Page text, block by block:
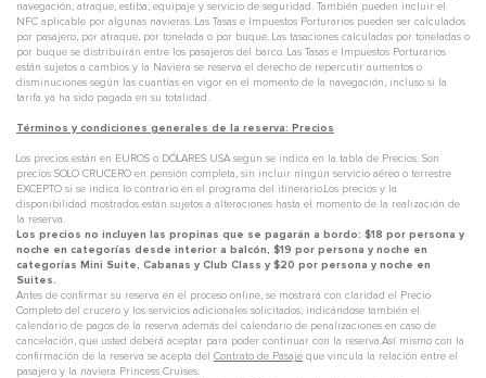
navegación, atraque, estiba, equipaje y servicio de seguridad. También pueden incluir el
NFC aplicable por algunas navieras. Las Tasas e Impuestos Porturarios pueden ser calculados
por pasajero, por atraque, por tonelada o por buque. Las tasaciones calculadas por toneladas o
por buque se distribuirán entre los pasajeros del barco. Las Tasas e Impuestos Porturarios
están sujetos a cambios y la Naviera se reserva el derecho de repercutir aumentos o
disminuciones según las cuantías en vigor en el momento de la navegación, incluso si la
tarifa ya ha sido pagada en su totalidad.
Términos y condiciones generales de la reserva: Precios
Los precios están en EUROS o DÓLARES USA según se indica en la tabla de Precios. Son
precios SOLO CRUCERO en pensión completa, sin incluir ningún servicio aéreo o terrestre
EXCEPTO si se indica lo contrario en el programa del itinerario.Los precios y la
disponibilidad mostrados están sujetos a alteraciones hasta el momento de la realización de
la reserva.
Los precios no incluyen las propinas que se pagarán a bordo: $18 por persona y
noche en categorías desde interior a balcón, $19 por persona y noche en
categorías Mini Suite, Cabanas y Club Class y $20 por persona y noche en
Suites.
Antes de confirmar su reserva en el proceso online, se mostrará con claridad el Precio
Completo del crucero y los servicios adicionales solicitados, indicándose también el
calendario de pagos de la reserva además del calendario de penalizaciones en caso de
cancelación, que usted deberá aceptar para poder continuar con la reserva.Así mismo con la
confirmación de la reserva se acepta del Contrato de Pasaje que vincula la relación entre el
pasajero y la naviera Princess Cruises.